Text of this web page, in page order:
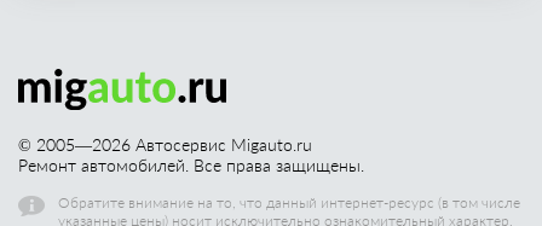
© 2005—2026 Автосервис Migauto.ru
Ремонт автомобилей. Все права защищены.
Обратите внимание на то, что данный интернет-ресурс (в том числе
указанные цены) носит исключительно ознакомительный характер,